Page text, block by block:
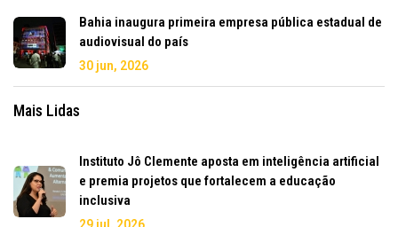
Bahia inaugura primeira empresa pública estadual de
audiovisual do país
30 jun, 2026
Mais Lidas
Instituto Jô Clemente aposta em inteligência artificial
e premia projetos que fortalecem a educação
inclusiva
29 jul, 2026